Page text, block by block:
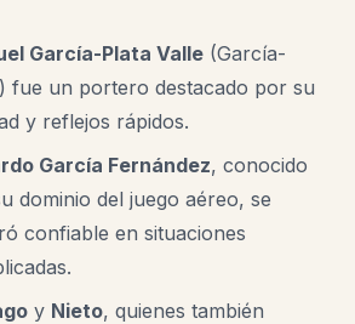
García-Plata Valle (García-
fue un portero destacado por su
y reflejos rápidos.
García Fernández, conocido
dominio del juego aéreo, se
confiable en situaciones
y Nieto, quienes también